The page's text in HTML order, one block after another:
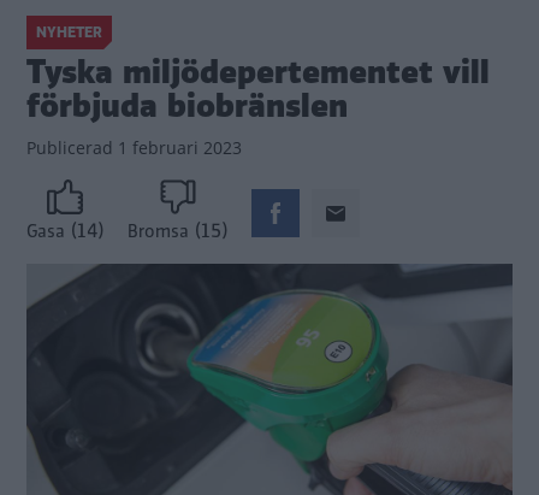
NYHETER
Tyska miljödepertementet vill
förbjuda biobränslen
Publicerad 1 februari 2023
Gasa (14) Bromsa (15)